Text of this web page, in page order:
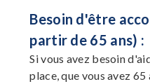
Besoin d'être
partir de 65 ans) :
Si vous avez besoin
place, que vous avez 65